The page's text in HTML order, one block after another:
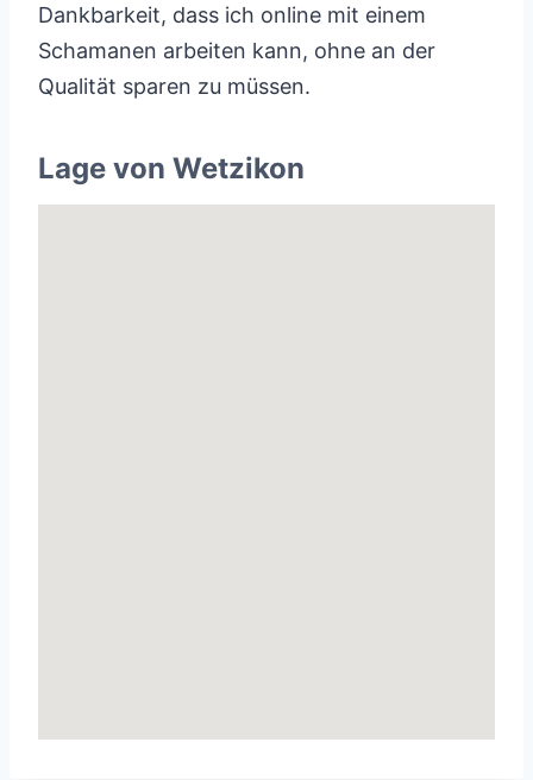
Dankbarkeit, dass ich online mit einem
Schamanen arbeiten kann, ohne an der
Qualität sparen zu müssen.
Lage von Wetzikon